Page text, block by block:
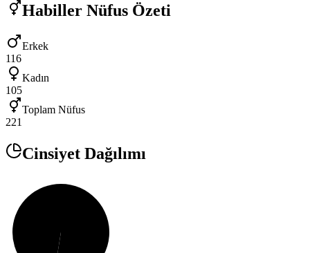
Habiller Nüfus Özeti
Erkek
116
Kadın
105
Toplam Nüfus
221
Cinsiyet Dağılımı